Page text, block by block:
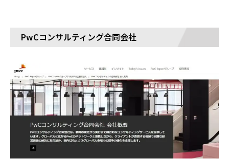
PwCコンサルティング合同会社